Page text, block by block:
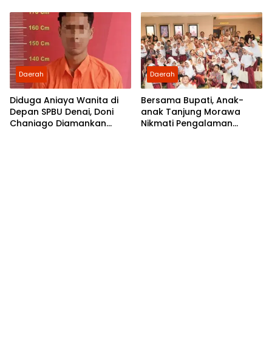
Daerah
Diduga Aniaya Wanita di
Depan SPBU Denai, Doni
Chaniago Diamankan
Daerah
Bersama Bupati, Anak-
anak Tanjung Morawa
Nikmati Pengalaman